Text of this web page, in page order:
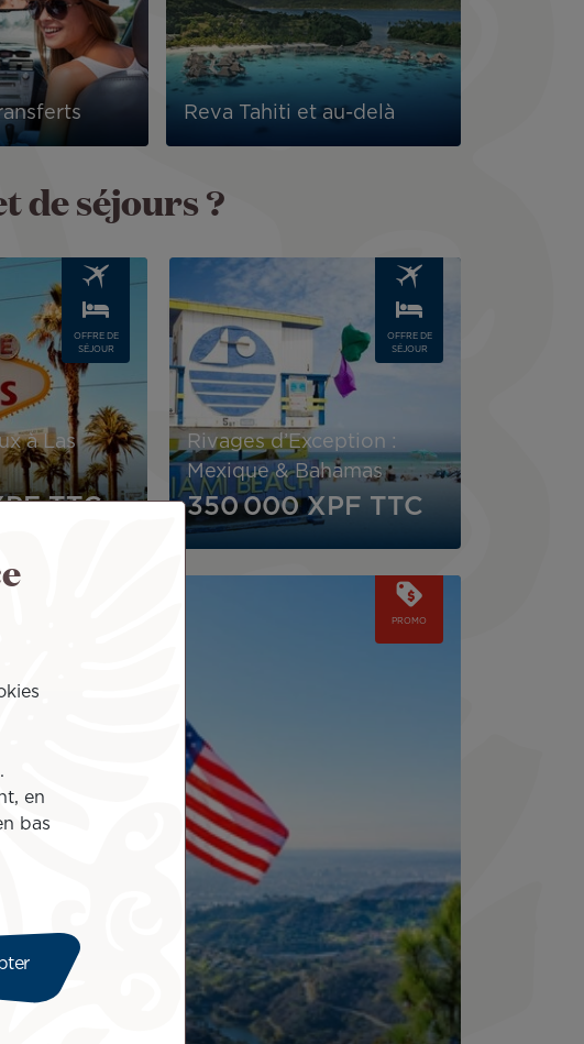
Reva Tahiti et au-delà
de séjours ?
OFFRE DE
SÉJOUR
à Las
TTC
Image
OFFRE DE
SÉJOUR
Rivages d’Exception :
Mexique & Bahamas
350 000 XPF TTC
PROMO
en
bas